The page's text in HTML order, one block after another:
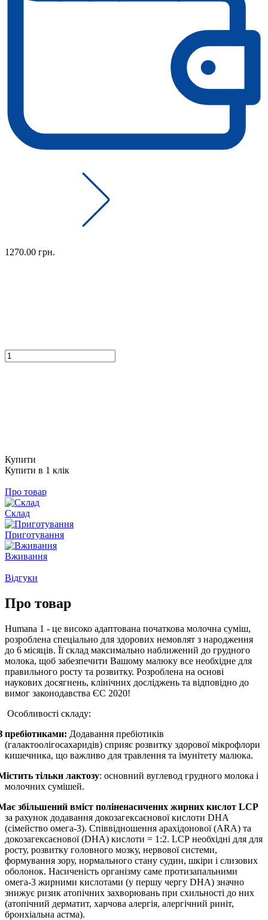
1270.00 грн.
Купити
Купити в 1 клік
Про товар
Склад
Приготування
Вживання
Відгуки
Про товар
Humana 1 - це високо адаптована початкова молочна суміш,
розроблена спеціально для здорових немовлят з народження
до 6 місяців. Її склад максимально наближений до грудного
молока, щоб забезпечити Вашому малюку все необхідне для
правильного росту та розвитку. Розроблена на основі
наукових досягнень, клінічних досліджень та відповідно до
вимог законодавства ЄС 2020!
Особливості складу:
пребіотиками: Додавання пребіотиків
(галактоолігосахаридів) сприяє розвитку здорової мікрофлори
кишечника, що важливо для травлення та імунітету малюка.
тільки лактозу: основний вуглевод грудного молока і
молочних сумішей.
збільшений вміст поліненасичених жирних кислот LCP
за рахунок додавання докозагексаєнової кислоти DHA
(сімейство омега-3). Співвідношення арахідонової (ARA) та
докозагексаєнової (DHA) кислоти = 1:2. LCP необхідні для для
росту, розвитку головного мозку, нервової системи,
формування зору, нормального стану судин, шкіри і слизових
оболонок. Насиченість організму саме протизапальними
омега-3 жирними кислотами (у першу чергу DHA) значно
знижує ризик атопічних захворювань при схильності до них
(атопічний дерматит, харчова алергія, алергічний риніт,
бронхіальна астма).